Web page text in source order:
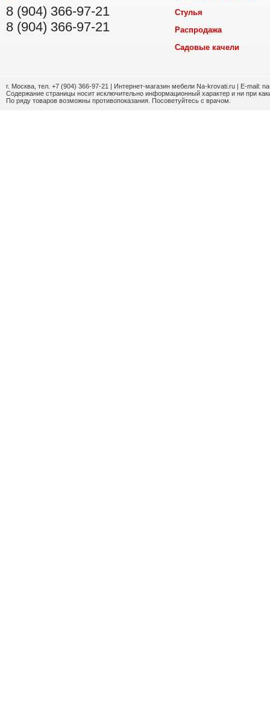
8 (904) 366-97-21
8 (904) 366-97-21
Стулья
Распродажа
Садовые качели
г. Москва, тел. +7 (904) 366-97-21 | Интернет-магазин мебели Na-krovati.ru | E-mail:
Содержание страницы носит исключительно информационный характер и ни при
По ряду товаров возможны противопоказания. Посоветуйтесь с врачом.